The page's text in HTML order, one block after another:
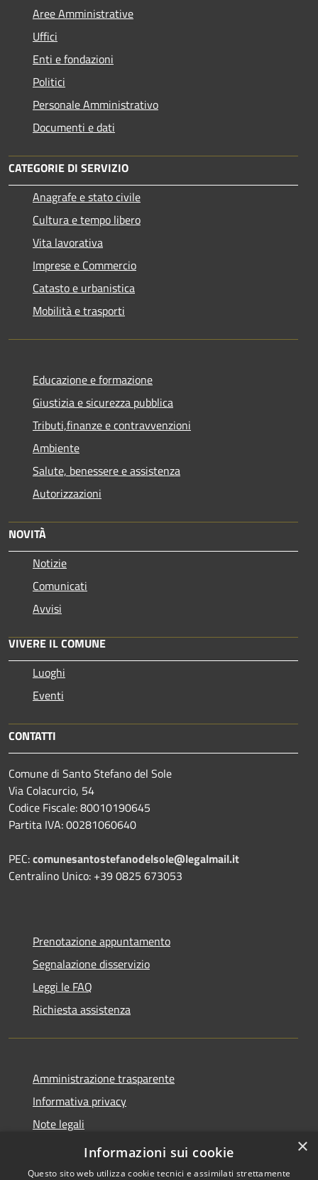
Aree Amministrative
Uffici
Enti e fondazioni
Politici
Personale Amministrativo
Documenti e dati
CATEGORIE DI SERVIZIO
Anagrafe e stato civile
Cultura e tempo libero
Vita lavorativa
Imprese e Commercio
Catasto e urbanistica
Mobilità e trasporti
Educazione e formazione
Giustizia e sicurezza pubblica
Tributi,finanze e contravvenzioni
Ambiente
Salute, benessere e assistenza
Autorizzazioni
NOVITÀ
Notizie
Comunicati
Avvisi
VIVERE IL COMUNE
Luoghi
Eventi
CONTATTI
Comune di Santo Stefano del Sole
Via Colacurcio, 54
Codice Fiscale: 80010190645
Partita IVA: 00281060640
PEC:comunesantostefanodelsole@legalmail.it
Centralino Unico: +39 0825 673053
Prenotazione appuntamento
Segnalazione disservizio
Leggi le FAQ
Richiesta assistenza
Amministrazione trasparente
Informativa privacy
Note legali
Dichiarazione di accessibilità
×
Informazioni sui cookie
Questo sito web utilizza cookie tecnici e assimilati strettamente